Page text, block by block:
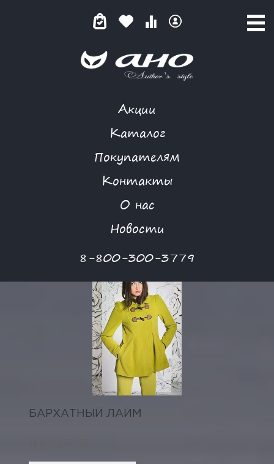
Акции
Каталог
Покупателям
Контакты
О нас
Новости
8-800-300-3779
КАТАЛОГ ТОВАРОВ
БАРХАТНЫЙ ЛАЙМ